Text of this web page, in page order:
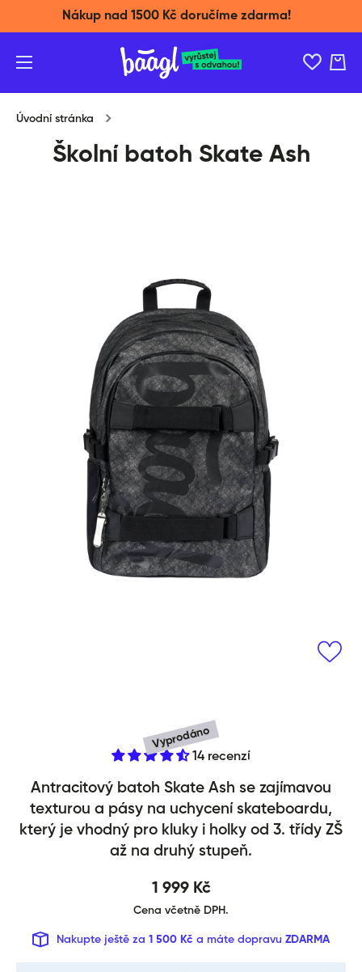
Přeskočit na obsah
Nákup nad 1500 Kč doručíme zdarma!
Košík
Úvodní stránka
Školní batoh Skate Ash
Vyprodáno
Školní batoh Skate Ash
14 recenzí
Antracitový batoh Skate Ash se zajímavou
texturou a pásy na uchycení skateboardu,
který je vhodný pro kluky i holky od 3. třídy ZŠ
až na druhý stupeň.
1 999 Kč
Cena včetně DPH.
Nakupte ještě za 1 500 Kč a máte dopravu ZDARMA